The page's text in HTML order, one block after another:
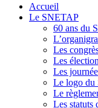
Accueil
Le SNETAP
60 ans du
Les
Les
Les
Le logo du
Le
Les